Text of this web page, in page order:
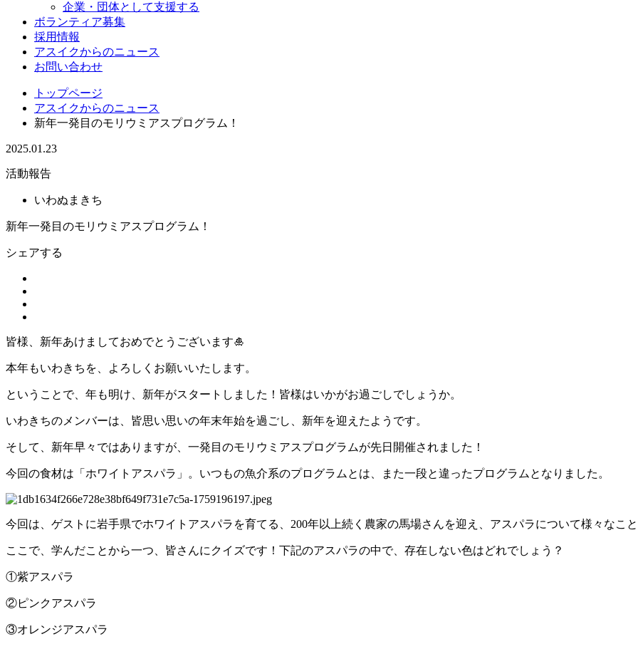
企業・団体として支援する
ボランティア募集
採用情報
アスイクからのニュース
お問い合わせ
トップページ
アスイクからのニュース
新年一発目のモリウミアスプログラム！
2025.01.23
活動報告
いわぬまきち
新年一発目のモリウミアスプログラム！
シェアする
皆様、新年あけましておめでとうございます🎍
本年もいわきちを、よろしくお願いいたします。
ということで、年も明け、新年がスタートしました！皆様はいかがお過ごしでしょうか。
いわきちのメンバーは、皆思い思いの年末年始を過ごし、新年を迎えたようです。
そして、新年早々ではありますが、一発目のモリウミアスプログラムが先日開催されました！
今回の食材は「ホワイトアスパラ」。いつもの魚介系のプログラムとは、また一段と違ったプログラムとなりました。
今回は、ゲストに岩手県でホワイトアスパラを育てる、200年以上続く農家の馬場さんを迎え、アスパラについて様々なこと
ここで、学んだことから一つ、皆さんにクイズです！下記のアスパラの中で、存在しない色はどれでしょう？
①紫アスパラ
②ピンクアスパラ
③オレンジアスパラ